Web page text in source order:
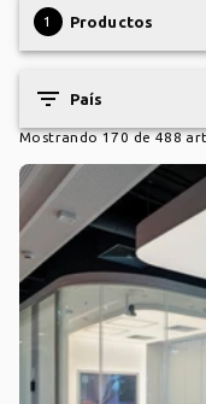
1 Productos
filter_list País
Mostrando 170 de 488